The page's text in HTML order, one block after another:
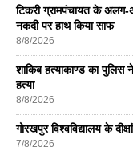
टिकरी ग्रामपंचायत के
नकदी पर हाथ किया साफ
8/8/2026
शाकिब हत्याकाण्ड का
हत्या
8/8/2026
गोरखपुर विश्वविद्यालय के
7/8/2026